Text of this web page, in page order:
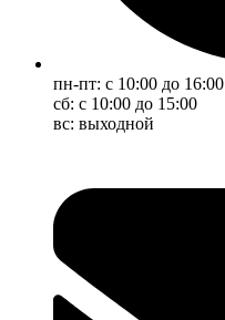
пн-пт: с 10:00 до 16:00
сб: с 10:00 до 15:00
вс: выходной